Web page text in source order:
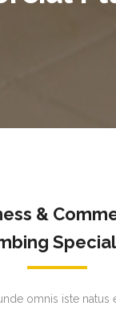
&
omnis iste natus